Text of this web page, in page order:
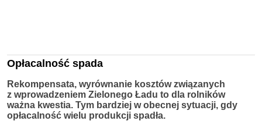
Opłacalność spada
Rekompensata, wyrównanie kosztów związanych
z wprowadzeniem Zielonego Ładu to dla rolników
ważna kwestia. Tym bardziej w obecnej sytuacji, gdy
opłacalność wielu produkcji spadła.